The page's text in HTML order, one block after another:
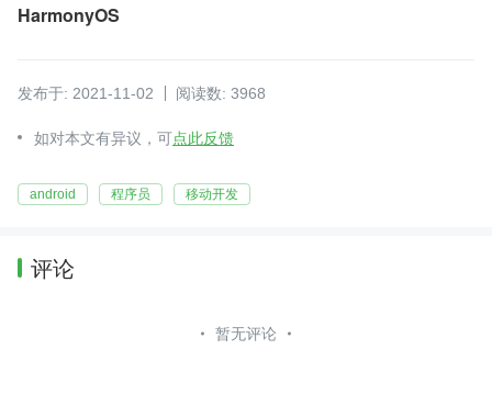
HarmonyOS
发布于: 2021-11-02 阅读数: 3968
如对本文有异议，可点此反馈
android 程序员 移动开发
评论
暂无评论